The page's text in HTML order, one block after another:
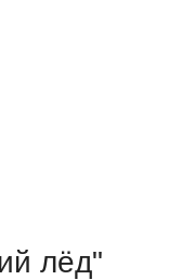
лёд"